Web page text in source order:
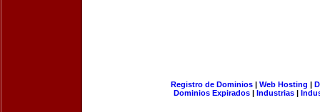
Registro de Dominios| Web Hosting |
Dominios Expirados | Industrias |